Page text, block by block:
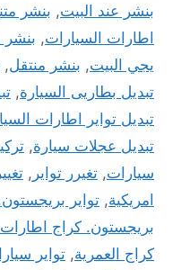
بنشر عند البيت, بنشر
اطارات السيارات, بنشر
يجي البيت, بنشر منتقل,
تبديل بطاريى السيارة,
تبديل تواير اطارات
تبديل عجلات سيارة,
سيارات, تغيرر تواير ,
امريكية, تواير
بريجستون. كراج
كراج العمرية, تواير